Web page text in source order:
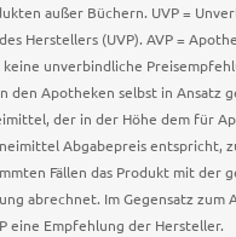
außer Büchern. UVP =
Herstellers (UVP). AVP =
keine unverbindliche
den Apotheken selbst in Ansatz
der in der Höhe dem für
Abgabepreis entspricht,
Fällen das Produkt mit der
abrechnet. Im Gegensatz zum
eine Empfehlung der Hersteller.